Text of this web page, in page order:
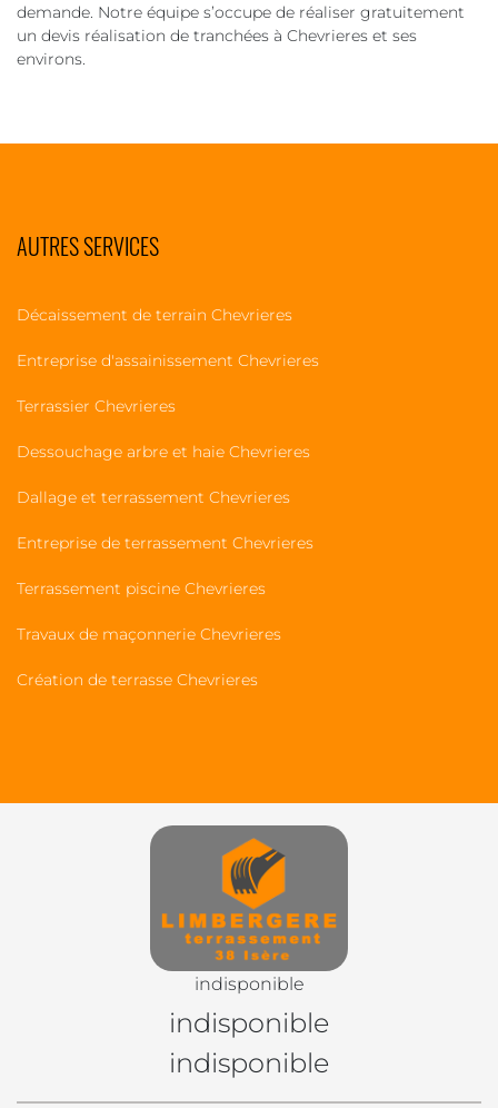
demande. Notre équipe s’occupe de réaliser gratuitement
un devis réalisation de tranchées à Chevrieres et ses
environs.
AUTRES SERVICES
Décaissement de terrain Chevrieres
Entreprise d'assainissement Chevrieres
Terrassier Chevrieres
Dessouchage arbre et haie Chevrieres
Dallage et terrassement Chevrieres
Entreprise de terrassement Chevrieres
Terrassement piscine Chevrieres
Travaux de maçonnerie Chevrieres
Création de terrasse Chevrieres
indisponible
indisponible
indisponible